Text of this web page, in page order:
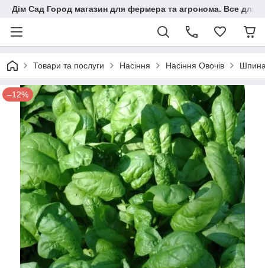
Дім Сад Город магазин для фермера та агронома. Все для
Товари та послуги Насіння Насіння Овочів
–12%